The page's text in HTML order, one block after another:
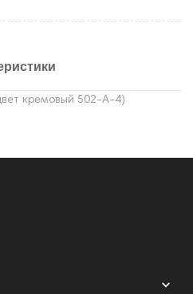
кремовый 502-A-4)
